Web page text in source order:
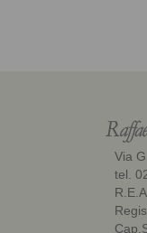
Via
tel.